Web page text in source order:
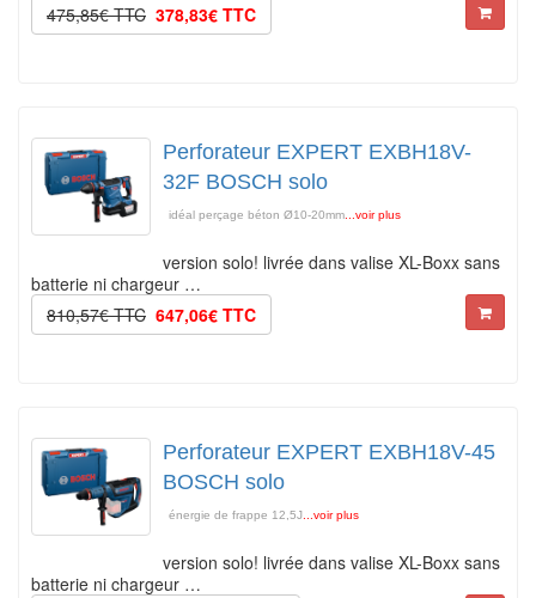
475,85€ TTC 378,83€ TTC
Perforateur EXPERT EXBH18V-
32F BOSCH solo
idéal perçage béton Ø10-20mm...voir plus
version solo! livrée dans valise XL-Boxx sans
batterie ni chargeur …
810,57€ TTC 647,06€ TTC
Perforateur EXPERT EXBH18V-45
BOSCH solo
énergie de frappe 12,5J...voir plus
version solo! livrée dans valise XL-Boxx sans
batterie ni chargeur …